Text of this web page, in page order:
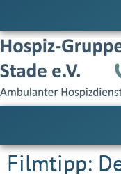
Filmtipp: